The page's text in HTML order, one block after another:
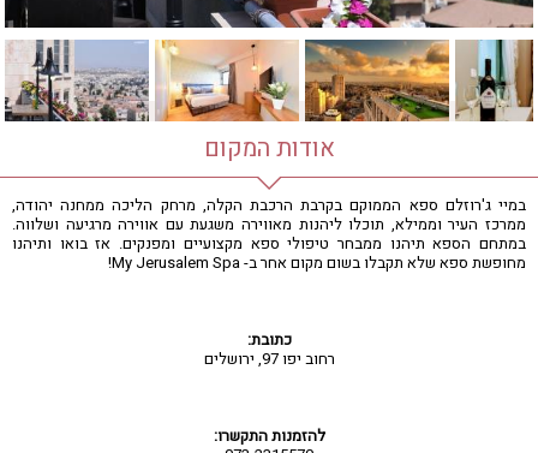
טיפול קלאסי
טיפולי קוסמטיקה
סאונה רטובה
סאונה יבשה
עיסוי תאילנדי
שיאצו
אודות המקום
במיי ג'רוזלם ספא הממוקם בקרבת הרכבת הקלה, מרחק הליכה ממחנה יהודה,
ממרכז העיר וממילא, תוכלו ליהנות מאווירה משגעת עם אווירה מרגיעה ושלווה.
במתחם הספא תיהנו ממבחר טיפולי ספא מקצועיים ומפנקים. אז בואו ותיהנו
מחופשת ספא שלא תקבלו בשום מקום אחר ב- My Jerusalem Spa!
כתובת:
רחוב יפו 97, ירושלים
להזמנות התקשרו: